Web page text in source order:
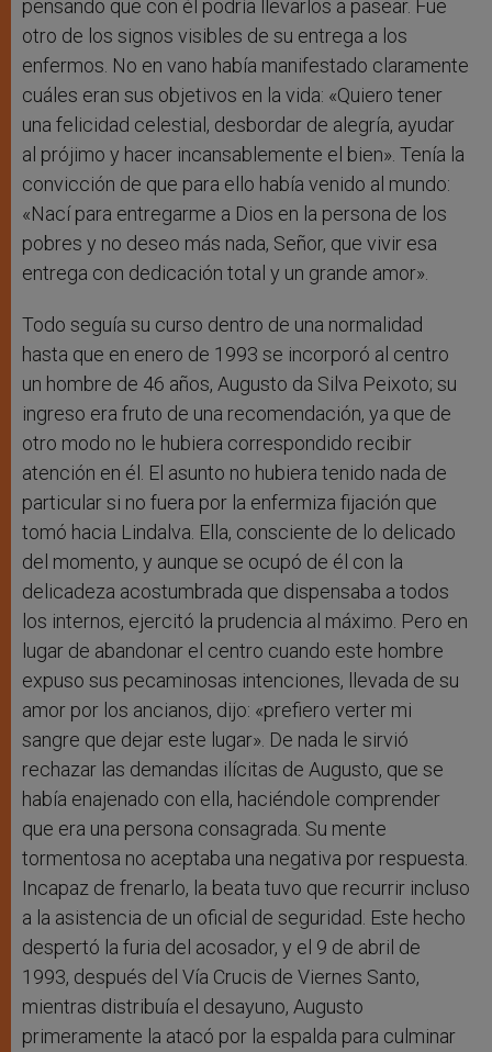
pensando que con él podría llevarlos a pasear. Fue
otro de los signos visibles de su entrega a los
enfermos. No en vano había manifestado claramente
cuáles eran sus objetivos en la vida: «Quiero tener
una felicidad celestial, desbordar de alegría, ayudar
al prójimo y hacer incansablemente el bien» . Tenía la
convicción de que para ello había venido al mundo:
«Nací para entregarme a Dios en la persona de los
pobres y no deseo más nada, Señor, que vivir esa
entrega con dedicación total y un grande amor».
Todo seguía su curso dentro de una normalidad
hasta que en enero de 1993 se incorporó al centro
un hombre de 46 años, Augusto da Silva Peixoto; su
ingreso era fruto de una recomendación, ya que de
otro modo no le hubiera correspondido recibir
atención en él. El asunto no hubiera tenido nada de
particular si no fuera por la enfermiza fijación que
tomó hacia Lindalva. Ella, consciente de lo delicado
del momento, y aunque se ocupó de él con la
delicadeza acostumbrada que dispensaba a todos
los internos, ejercitó la prudencia al máximo. Pero en
lugar de abandonar el centro cuando este hombre
expuso sus pecaminosas intenciones, llevada de su
amor por los ancianos, dijo: «prefiero verter mi
sangre que dejar este lugar». De nada le sirvió
rechazar las demandas ilícitas de Augusto, que se
había enajenado con ella, haciéndole comprender
que era una persona consagrada. Su mente
tormentosa no aceptaba una negativa por respuesta.
Incapaz de frenarlo, la beata tuvo que recurrir incluso
a la asistencia de un oficial de seguridad. Este hecho
despertó la furia del acosador, y el 9 de abril de
1993, después del Vía Crucis de Viernes Santo,
mientras distribuía el desayuno, Augusto
primeramente la atacó por la espalda para culminar